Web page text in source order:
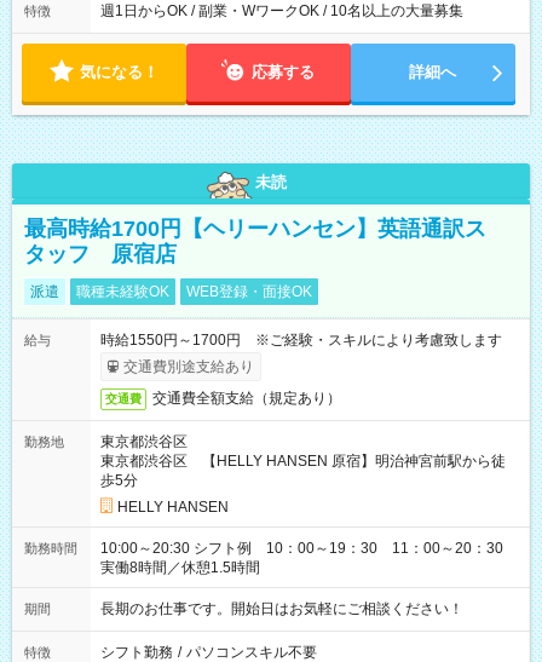
特徴 週1日からOK / 副業・WワークOK / 10名以上の大量募集
気になる！ 応募する 詳細へ
未読
最高時給1700円【ヘリーハンセン】英語通訳ス
タッフ 原宿店
派遣 職種未経験OK WEB登録・面接OK
給与
時給1550円～1700円 ※ご経験・スキルにより考慮致します
交通費別途支給あり
交通費 交通費全額支給（規定あり）
勤務地
東京都渋谷区
東京都渋谷区 【HELLY HANSEN 原宿】明治神宮前駅から徒
歩5分
HELLY HANSEN
勤務時間
10:00～20:30 シフト例 10：00～19：30 11：00～20：30
実働8時間／休憩1.5時間
期間 長期のお仕事です。開始日はお気軽にご相談ください！
特徴 シフト勤務 / パソコンスキル不要